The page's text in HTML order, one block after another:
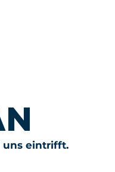
uns eintrifft.